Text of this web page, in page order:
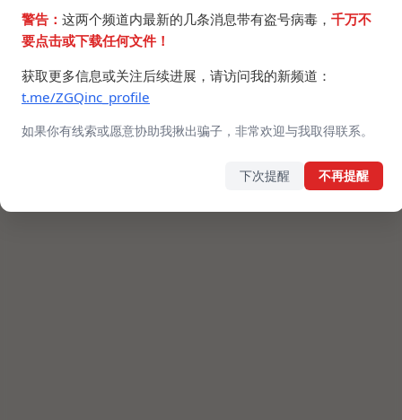
警告： 这两个频道内最新的几条消息带有盗号病毒， 千万不
要点击或下载任何文件！
获取更多信息或关注后续进展，请访问我的新频道：
t.me/ZGQinc_profile
如果你有线索或愿意协助我揪出骗子，非常欢迎与我取得联系。
下次提醒 不再提醒